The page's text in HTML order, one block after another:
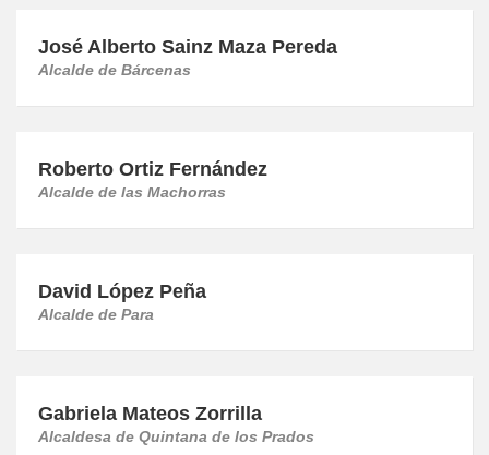
José Alberto Sainz Maza Pereda
Alcalde de Bárcenas
Roberto Ortiz Fernández
Alcalde de las Machorras
David López Peña
Alcalde de Para
Gabriela Mateos Zorrilla
Alcaldesa de Quintana de los Prados